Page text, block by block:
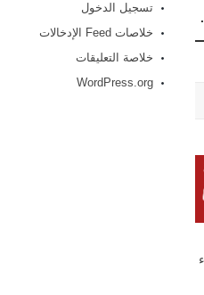
تسجيل الدخول
خلاصات Feed الإدخالات
خلاصة التعليقات
WordPress.org